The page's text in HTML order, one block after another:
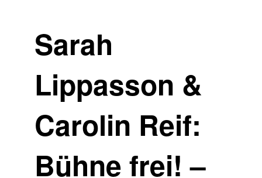
Sarah
Lippasson &
Carolin Reif:
Bühne frei! –